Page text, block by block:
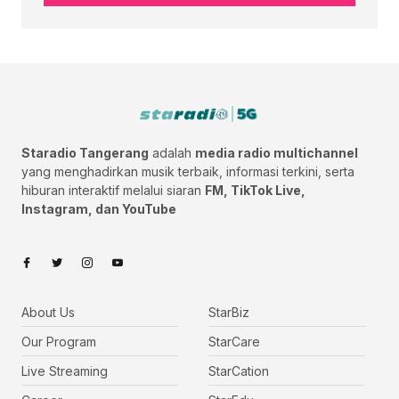
Staradio Tangerang adalah media radio multichannel
yang menghadirkan musik terbaik, informasi terkini, serta
hiburan interaktif melalui siaran FM, TikTok Live,
Instagram, dan YouTube
About Us
Our Program
Live Streaming
StarBiz
StarCare
StarCation